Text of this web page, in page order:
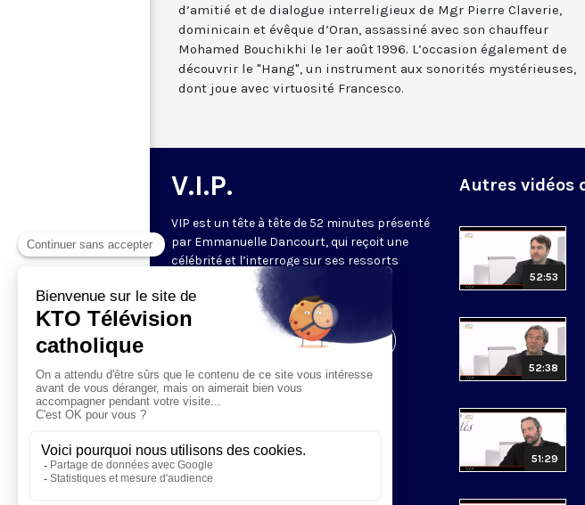
d’amitié et de dialogue interreligieux de Mgr Pierre Claverie,
dominicain et évêque d’Oran, assassiné avec son chauffeur
Mohamed Bouchikhi le 1er août 1996. L’occasion également de
découvrir le "Hang", un instrument aux sonorités mystérieuses,
dont joue avec virtuosité Francesco.
V.I.P.
VIP est un tête à tête de 52 minutes présenté
par Emmanuelle Dancourt, qui reçoit une
célébrité et l’interroge sur ses ressorts
intérieurs… Une conversation intime et
spirituelle.
Visiter la page de l'émission
Autres vidéos
52:53
52:38
51:29